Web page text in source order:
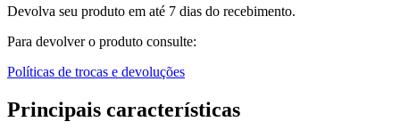
Devolva seu produto em até 7 dias do recebimento.
Para devolver o produto consulte:
Políticas de trocas e devoluções
Principais características